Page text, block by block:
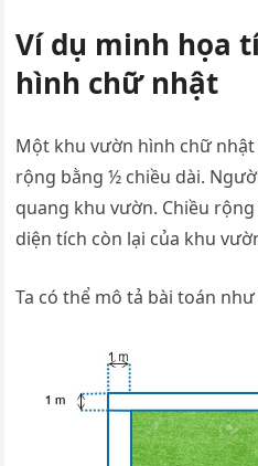
Ví dụ minh họa
hình chữ nhật
Một khu vườn hình chữ nhật
rộng bằng ½ chiều dài.
quang khu vườn. Chiều
diện tích còn lại của khu
Ta có thể mô tả bài toán